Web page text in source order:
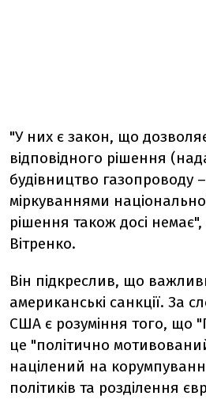
"У них є закон, що
відповідного рішення
будівництво газопроводу
міркуваннями
рішення також досі
Вітренко.
Він підкреслив, що
американські санкції. За
США є розуміння того, що
це "політично
націлений на
політиків та розділення